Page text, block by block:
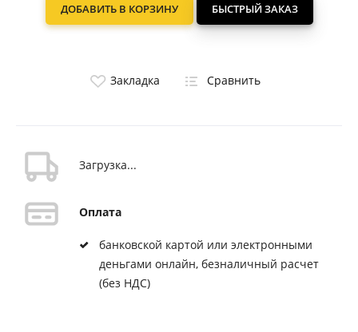
ДОБАВИТЬ В КОРЗИНУ БЫСТРЫЙ ЗАКАЗ
Закладка Сравнить
Загрузка...
Оплата
банковской картой или электронными
деньгами онлайн, безналичный расчет
(без НДС)